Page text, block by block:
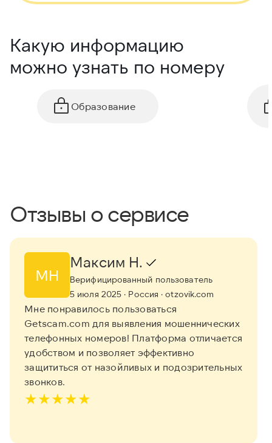
Какую информацию
можно узнать по номеру
Образование
Отзывы о сервисе
МН
Максим Н.
Верифицированный пользователь
5 июля 2025 · Россия · otzovik.com
Мне понравилось пользоваться
Getscam.com для выявления мошеннических
телефонных номеров! Платформа отличается
удобством и позволяет эффективно
защититься от назойливых и подозрительных
звонков.
★★★★★